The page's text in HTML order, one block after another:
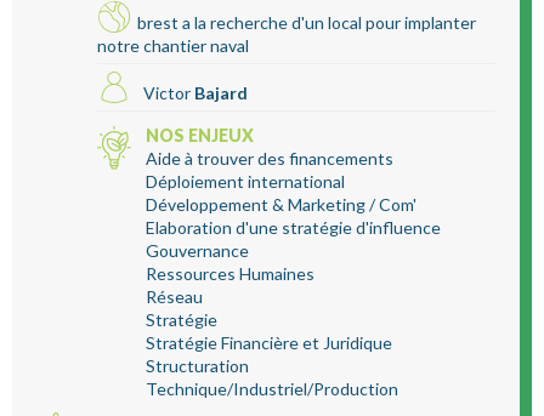
brest a la recherche d'un local pour implanter
notre chantier naval
Victor Bajard
NOS ENJEUX
Aide à trouver des financements
Déploiement international
Développement & Marketing / Com'
Elaboration d'une stratégie d'influence
Gouvernance
Ressources Humaines
Réseau
Stratégie
Stratégie Financière et Juridique
Structuration
Technique/Industriel/Production